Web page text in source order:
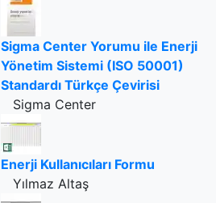
Sigma Center Yorumu ile Enerji
Yönetim Sistemi (ISO 50001)
Standardı Türkçe Çevirisi
Sigma Center
Enerji Kullanıcıları Formu
Yılmaz Altaş